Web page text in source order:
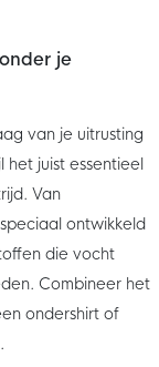
je
van je uitrusting
juist essentieel
Van
ontwikkeld
die vocht
Combineer het
ondershirt of